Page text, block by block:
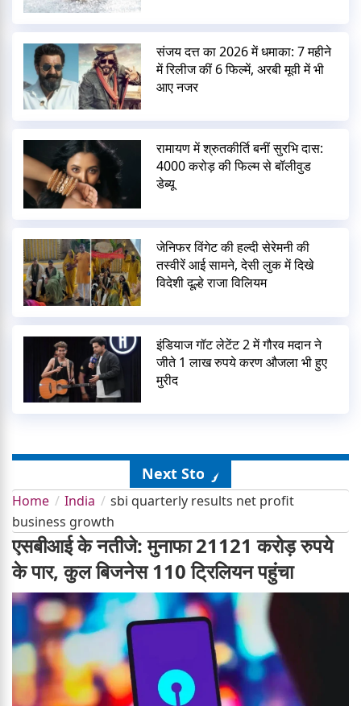
संजय दत्त का 2026 में धमाका: 7 महीने
में रिलीज कीं 6 फिल्में, अरबी मूवी में भी
आए नजर
रामायण में श्रुतकीर्ति बनीं सुरभि दास:
4000 करोड़ की फिल्म से बॉलीवुड
डेब्यू
जेनिफर विंगेट की हल्दी सेरेमनी की
तस्वीरें आई सामने, देसी लुक में दिखे
विदेशी दूल्हे राजा विलियम
इंडियाज गॉट लेटेंट 2 में गौरव मदान ने
जीते 1 लाख रुपये करण औजला भी हुए
मुरीद
Next Story
Home India
sbi quarterly results net profit
business growth
एसबीआई के नतीजे: मुनाफा 21121 करोड़ रुपये
के पार, कुल बिजनेस 110 ट्रिलियन पहुंचा